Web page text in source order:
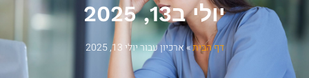
יולי ב13, 2025
דף הבית»ארכיון עבור יולי 13, 2025